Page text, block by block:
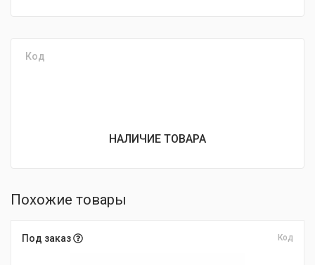
Код
НАЛИЧИЕ ТОВАРА
Похожие товары
Под заказ Код